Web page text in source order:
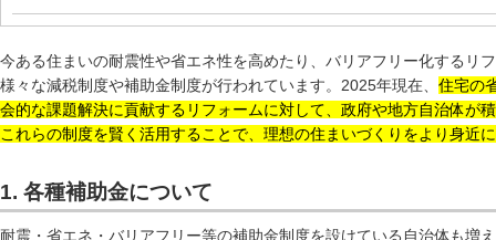
今ある住まいの耐震性や省エネ性を高めたり、バリアフリー化するリ
様々な減税制度や補助金制度が行われています。2025年現在、 住宅の
会的な課題解決に貢献するリフォームに対して、政府や地方自治体が
これらの制度を賢く活用することで、理想の住まいづくりをより身近
1. 各種補助金について
耐震・省エネ・バリアフリー等の補助金制度を設けている自治体も増